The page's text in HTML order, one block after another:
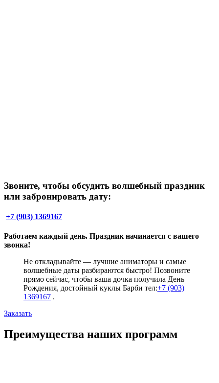
Звоните, чтобы обсудить волшебный праздник
или забронировать дату:
+7 (903) 1369167
Работаем каждый день. Праздник начинается с вашего
звонка!
Не откладывайте — лучшие аниматоры и самые
волшебные даты разбираются быстро! Позвоните
прямо сейчас, чтобы ваша дочка получила День
Рождения, достойный куклы Барби тел:+7 (903)
1369167 .
Заказать
Преимущества наших программ